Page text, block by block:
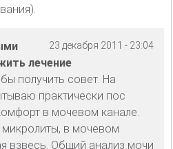
23 декабря 2011 - 23:04
лечение
получить совет. На
практически пос
в мочевом канале.
в мочевом
взвесь. Общий анализ мочи